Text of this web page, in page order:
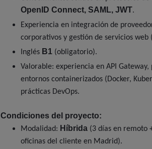
OpenID Connect, SAML, JWT.
Experiencia en integración de
corporativos y gestión de servicios web
Inglés B1(obligatorio).
Valorable: experiencia en API
entornos containerizados (Docker,
prácticas DevOps.
Condiciones del proyecto:
Modalidad: Híbrida(3 días en remoto
oficinas del cliente en Madrid).